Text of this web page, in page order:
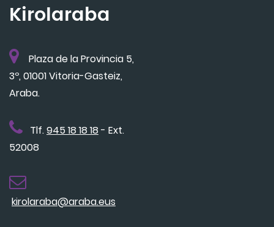
Kirolaraba
Plaza de la Provincia 5,
3º, 01001 Vitoria-Gasteiz,
Araba.
Tlf.945 18 18 18 - Ext.
52008
kirolaraba@araba.eus